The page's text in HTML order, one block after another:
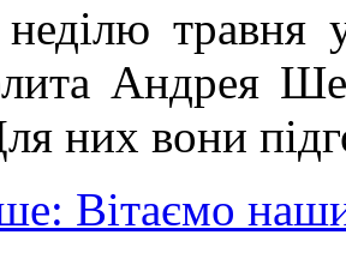
травня
Андрея
них вони
Вітаємо